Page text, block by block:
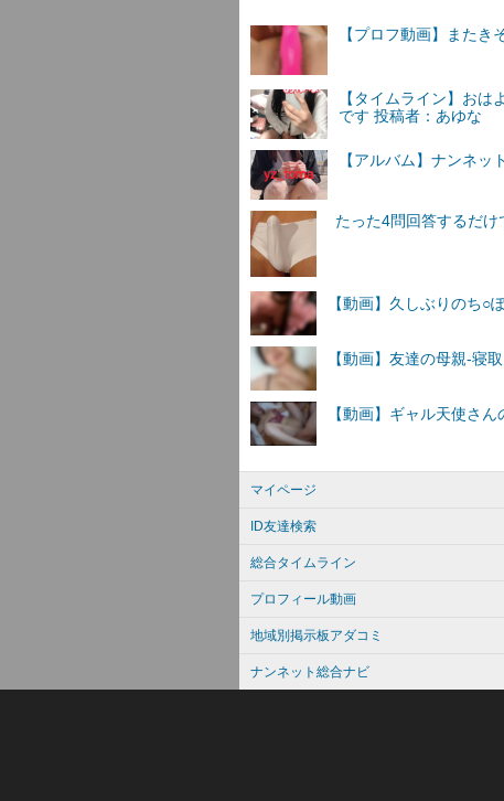
【プロフ動画】またき
【タイムライン】お
です 投稿者：あゆな
【アルバム】ナンネ
マイページ
ID友達検索
総合タイムライン
プロフィール動画
地域別掲示板アダコミ
ナンネット総合ナビ